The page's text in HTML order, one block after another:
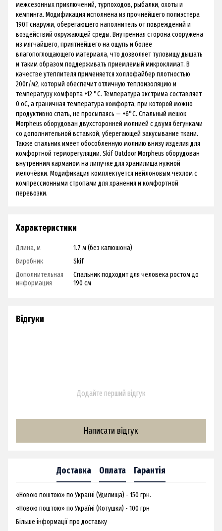
межсезонных приключений, турпоходов, рыбалки, охоты и
кемпинга. Модификация исполнена из прочнейшего полиэстера
190T снаружи, оберегающего наполнитель от повреждений и
воздействий окружающей среды. Внутренная сторона сооружена
из мягчайшего, приятнейшего на ощупь и более
влагопоглощающего материала, что дозволяет туловищу дышать
и таким образом поддерживать приемлемый микроклимат. В
качестве утеплителя применяется холлофайбер плотностью
200г/м2, который обеспечит отличную теплоизоляцию и
температуру комфорта +12 °С. Температура экстрима составляет
0 оС, а граничная температура комфорта, при которой можно
продуктивно спать, не просыпаясь — +6°С. Спальный мешок
Morpheus оборудован двухсторонней молнией с двумя бегунками
со дополнительной вставкой, уберегающей закусывание ткани.
Также спальник имеет обособленную молнию внизу изделия для
комфортной терморегуляции. Skif Outdoor Morpheus оборудован
внутренним карманом на липучке для хранилища нужной
мелочёвки. Модификация комплектуется нейлоновым чехлом с
компрессионными стропами для хранения и комфортной
перевозки.
Характеристики
Длина, м
1.7 м (без капюшона)
Виробник
Skif
Дополнительная
информация
Спальник подходит для человека ростом до
190 см
Відгуки
Додайте перший відгук
Написати відгук
Доставка Оплата Гарантія
«Новою поштою» по Україні (Удилища) - 150 грн.
«Новою поштою» по Україні (Котушки) - 100 грн
Більше інформації про доставку